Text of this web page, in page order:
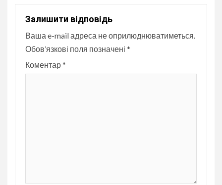
Залишити відповідь
Ваша e-mail адреса не оприлюднюватиметься.
Обов’язкові поля позначені *
Коментар*